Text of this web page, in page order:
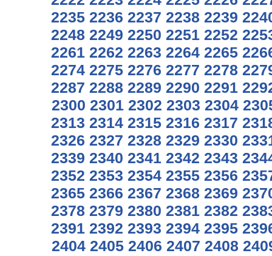
2235 2236 2237 2238 2239
2248 2249 2250 2251 2252
2261 2262 2263 2264 2265
2274 2275 2276 2277 2278
2287 2288 2289 2290 2291
2300 2301 2302 2303 2304
2313 2314 2315 2316 2317
2326 2327 2328 2329 2330
2339 2340 2341 2342 2343
2352 2353 2354 2355 2356
2365 2366 2367 2368 2369
2378 2379 2380 2381 2382
2391 2392 2393 2394 2395
2404 2405 2406 2407 2408